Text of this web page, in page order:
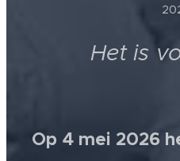
Het is
Op 4 mei 2026